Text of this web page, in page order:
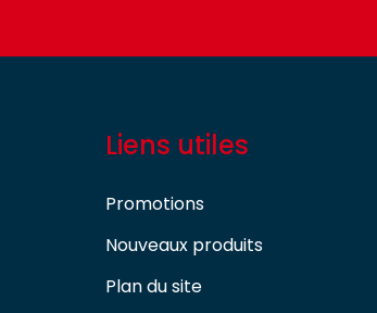
Liens utiles
Promotions
Nouveaux produits
Plan du site